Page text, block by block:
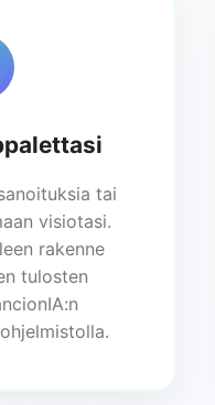
tai
visiotasi.
rakenne
tulosten